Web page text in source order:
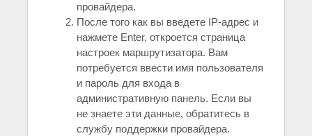
провайдера.
После того как вы введете IP-адрес и
нажмете Enter, откроется страница
настроек маршрутизатора. Вам
потребуется ввести имя пользователя
и пароль для входа в
административную панель. Если вы
не знаете эти данные, обратитесь в
службу поддержки провайдера.